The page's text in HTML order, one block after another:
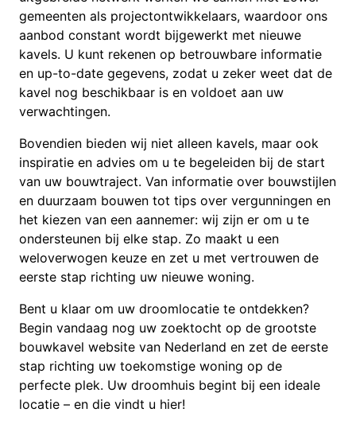
gemeenten als projectontwikkelaars, waardoor ons
aanbod constant wordt bijgewerkt met nieuwe
kavels. U kunt rekenen op betrouwbare informatie
en up-to-date gegevens, zodat u zeker weet dat de
kavel nog beschikbaar is en voldoet aan uw
verwachtingen.
Bovendien bieden wij niet alleen kavels, maar ook
inspiratie en advies om u te begeleiden bij de start
van uw bouwtraject. Van informatie over bouwstijlen
en duurzaam bouwen tot tips over vergunningen en
het kiezen van een aannemer: wij zijn er om u te
ondersteunen bij elke stap. Zo maakt u een
weloverwogen keuze en zet u met vertrouwen de
eerste stap richting uw nieuwe woning.
Bent u klaar om uw droomlocatie te ontdekken?
Begin vandaag nog uw zoektocht op de grootste
bouwkavel website van Nederland en zet de eerste
stap richting uw toekomstige woning op de
perfecte plek. Uw droomhuis begint bij een ideale
locatie – en die vindt u hier!